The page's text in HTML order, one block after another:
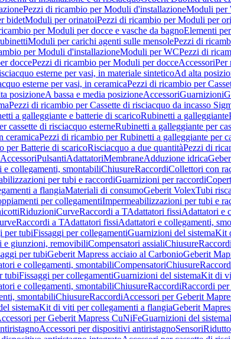
Pezzi di ricambio per Moduli d'installazioneModuli per
bidetModuli per orinatoiPezzi di ricambio per Moduli per
per Moduli per docce e vasche da bagnoElementi
Moduli per carichi agenti sulle mensolePezzi di
per Moduli d'installazioneModuli per WCPezzi di
doccePezzi di ricambio per Moduli per docceAccessoriPer
esterne per vasi, in materiale sinteticoAd alta
esterne per vasi, in ceramicaPezzi di ricambio per
posizioneA bassa e media posizioneAccessoriGuarnizioni
Pezzi di ricambio per Cassette di risciacquo da incasso
a galleggiante e batterie di scaricoRubinetti a galleggiante
cassette di risciacquo esterneRubinetti a galleggiante per
ceramicaPezzi di ricambio per Rubinetti a galleggiante per
per Batterie di scaricoRisciacquo a due quantitàPezzi di
AccessoriPulsantiAdattatoriMembraneAdduzione idrica
e collegamenti, smontabiliChiusureRaccordiCollettori con
per tubi e raccordiGuarnizioni per raccordi
a flangiaMateriali di consumoGeberit VolexTubi
per collegamentiImpermeabilizzazioni per tubi e
RiduzioniCurveRaccordi a TAdattatori fissiAdattatori e
Raccordi a TAdattatori fissiAdattatori e collegamenti,
per tubiFissaggi per collegamentiGuarnizioni del sistemaKit
e giunzioni, removibiliCompensatori assialiChiusure
per tubiGeberit Mapress acciaio al CarbonioGeberit
e collegamenti, smontabiliCompensatoriChiusure
tubiFissaggi per collegamentiGuarnizioni del sistemaKit di
e collegamenti, smontabiliChiusureRaccordiRaccordi
smontabiliChiusureRaccordiAccessori per Geberit
sistemaKit di viti per collegamenti a flangiaGeberit
per Geberit Mapress CuNiFeGuarnizioni del sistema
Accessori per dispositivi antiristagnoSensori